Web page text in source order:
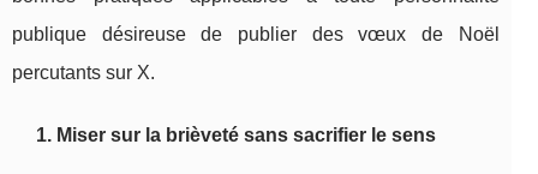
publique désireuse de publier des vœux de Noël
percutants sur X.
1. Miser sur la brièveté sans sacrifier le sens